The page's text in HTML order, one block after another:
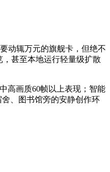
动辄万元的旗舰卡，但绝不
，甚至本地运行轻量级扩散
高画质60帧以上表现；智能
、图书馆旁的安静创作环